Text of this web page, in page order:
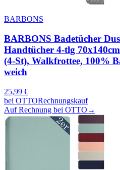
BARBONS
BARBONS Badetücher
Handtücher 4-tlg
(4-St), Walkfrottee, 100%
weich
25,99 €
bei OTTORechnungskauf
Auf Rechnung bei OTTO →